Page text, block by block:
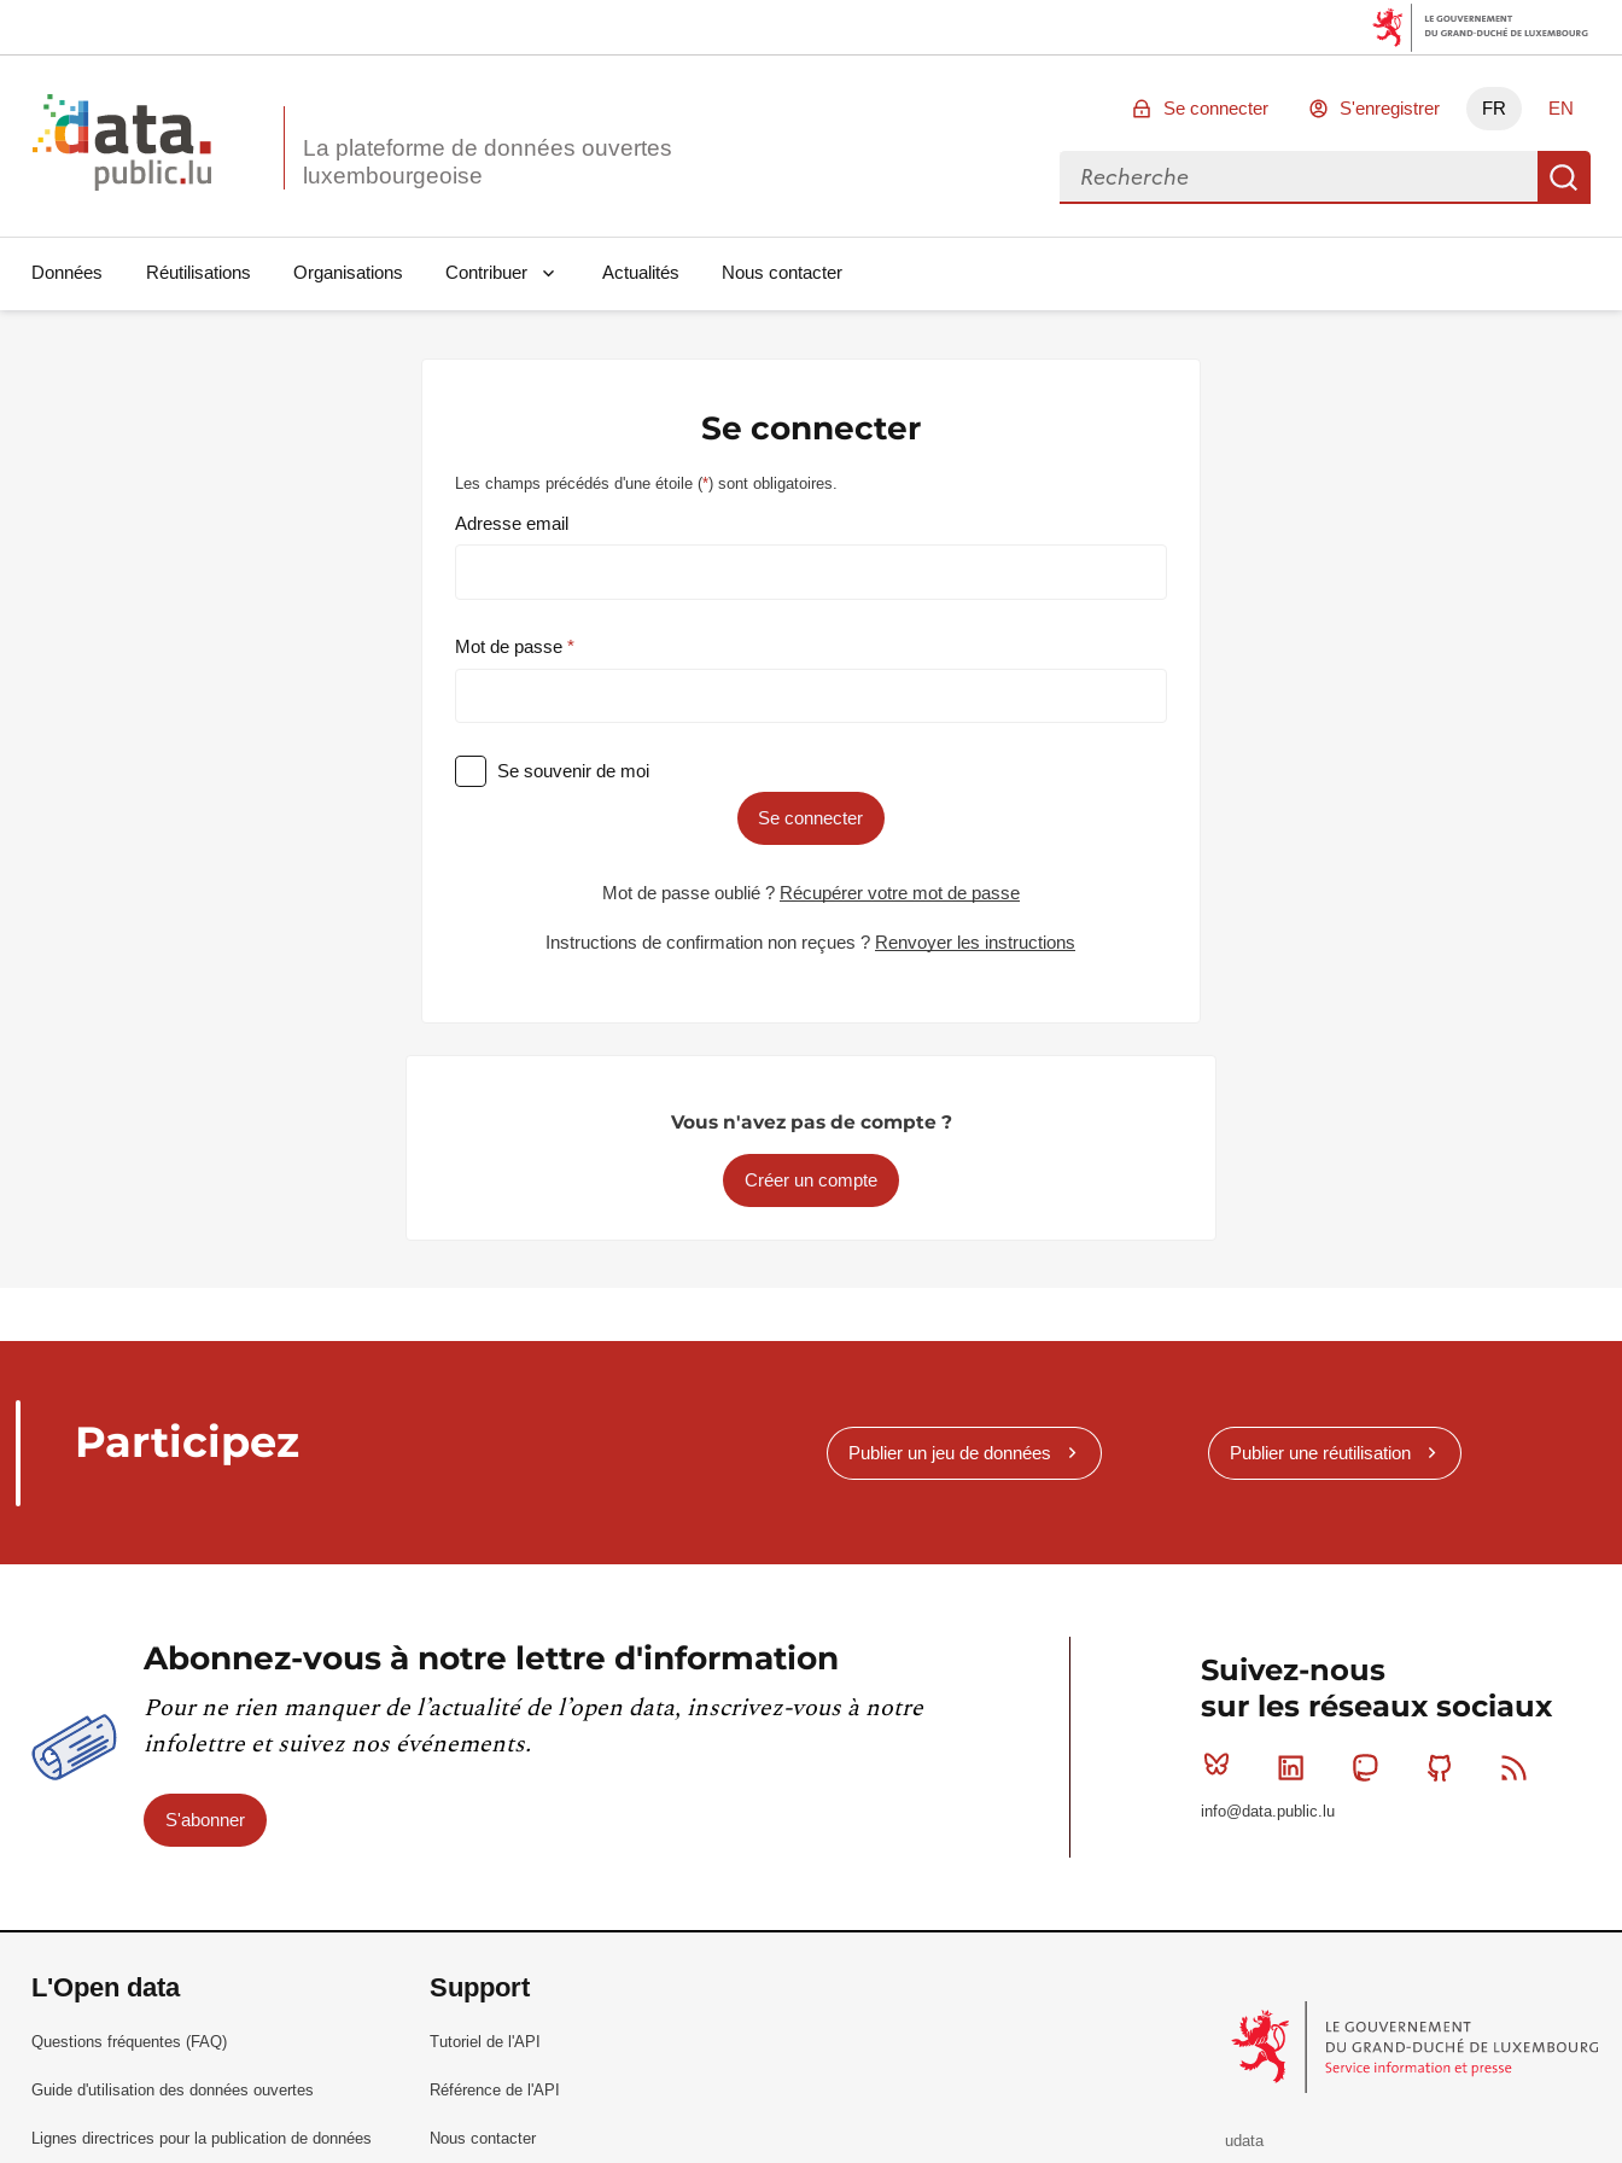
La plateforme de données ouvertes
Se connecter S'enregistrer FR EN
Rechercher des données
Données Réutilisations Organisations Contribuer Actualités Nous contacter
Se connecter
Les champs précédés d'une étoile (*) sont obligatoires.
Adresse email
Mot de passe
Se souvenir de moi
Se connecter
Mot de passe oublié ? Récupérer votre mot de passe
Instructions de confirmation non reçues ? Renvoyer les instructions
Vous n'avez pas de compte ?
Créer un compte
Participez Publier un jeu de données Publier une réutilisation
Abonnez-vous à notre lettre d'information
Pour ne rien manquer de l’actualité de l’open data, inscrivez-vous à notre
infolettre et suivez nos événements.
S'abonner
Suivez-nous
sur les réseaux sociaux
Bluesky Linkedin MastodonGithub
info@data.public.lu
L'Open data
Questions fréquentes (FAQ)
Guide d'utilisation des données ouvertes
Lignes directrices pour la publication de données
Support
Tutoriel de l'API
Référence de l'API
Nous contacter
udata